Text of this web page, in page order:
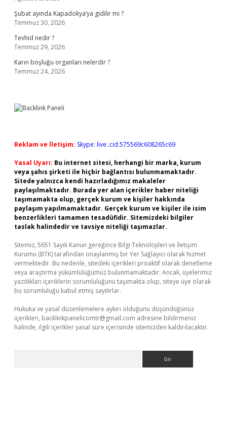
Şubat ayında Kapadokya’ya gidilir mi ?
Temmuz 30, 2026
Tevhid nedir ?
Temmuz 29, 2026
Karın boşluğu organları nelerdir ?
Temmuz 24, 2026
Reklam ve İletişim: Skype: live:.cid.575569c608265c69
Yasal Uyarı: Bu internet sitesi, herhangi bir marka, kurum
veya şahıs şirketi ile hiçbir bağlantısı bulunmamaktadır.
Sitede yalnızca kendi hazırladığımız makaleler
paylaşılmaktadır. Burada yer alan içerikler haber niteliği
taşımamakta olup, gerçek kurum ve kişiler hakkında
paylaşım yapılmamaktadır. Gerçek kurum ve kişiler ile isim
benzerlikleri tamamen tesadüfidir. Sitemizdeki bilgiler
taslak halindedir ve tavsiye niteliği taşımazlar.
Sitemiz, 5651 Sayılı Kanun gereğince Bilgi Teknolojileri ve İletişim
Kurumu (BTK) tarafından onaylanmış bir Yer Sağlayıcı olarak hizmet
vermektedir. Bu nedenle, sitedeki içerikleri proaktif olarak denetleme
veya araştırma yükümlülüğümüz bulunmamaktadır. Ancak, üyelerimiz
yazdıkları içeriklerin sorumluluğunu taşımakta olup, siteye üye olarak
bu sorumluluğu kabul etmiş sayılırlar.
Hukuka ve yasal düzenlemelere aykırı olduğunu düşündüğünüz
içerikleri, backlinkpanelicomtr@gmail.com adresine bildirmeniz
halinde, ilgili içerikler yasal süre içerisinde sitemizden kaldırılacaktır.